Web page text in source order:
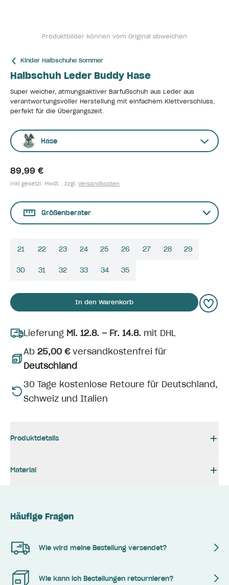
Produktbilder können vom Original abweichen
Kinder Halbschuhe Sommer
Halbschuh Leder Buddy Hase
Super weicher, atmungsaktiver Barfußschuh aus Leder aus
verantwortungsvoller Herstellung mit einfachem Klettverschluss,
perfekt für die Übergangszeit.
Hase
89,99 €
inkl gesetzl. MwSt. , zzgl. Versandkosten
Größenberater
21 22 23 24 25 26 27 28 29
30 31 32 33 34 35
In den Warenkorb
Lieferung Mi. 12.8. – Fr. 14.8. mit DHL
Ab 25,00 €versandkostenfrei für
Deutschland
30 Tage kostenlose Retoure für Deutschland,
Schweiz und Italien
Produktdetails
Material
Häufige Fragen
Wie wird meine Bestellung versendet?
Wie kann ich Bestellungen retournieren?